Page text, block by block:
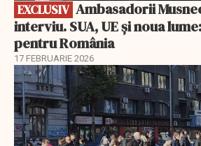
EXCLUSIV
interviu. SUA, UE și noua
pentru România
17 FEBRUARIE 2026